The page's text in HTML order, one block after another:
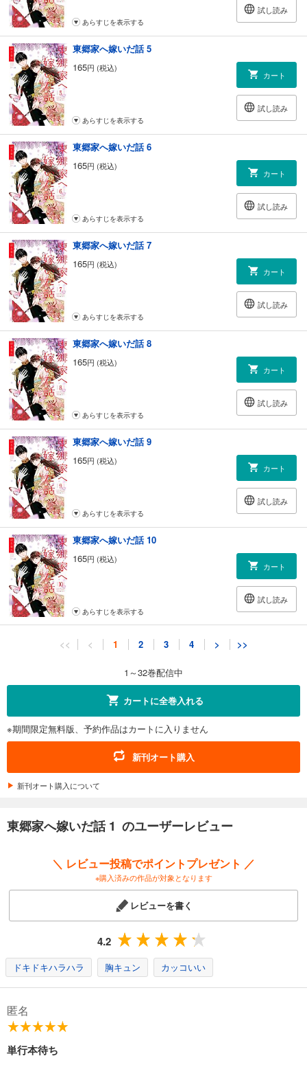
試し読み
あらすじを表示する
東郷家へ嫁いだ話 5
165円 (税込)
カート
試し読み
あらすじを表示する
東郷家へ嫁いだ話 6
165円 (税込)
カート
試し読み
あらすじを表示する
東郷家へ嫁いだ話 7
165円 (税込)
カート
試し読み
あらすじを表示する
東郷家へ嫁いだ話 8
165円 (税込)
カート
試し読み
あらすじを表示する
東郷家へ嫁いだ話 9
165円 (税込)
カート
試し読み
あらすじを表示する
東郷家へ嫁いだ話 10
165円 (税込)
カート
試し読み
あらすじを表示する
東郷家へ嫁いだ話 11
あらすじを表示する
東郷家へ嫁いだ話 12
円 (税込)
東郷家へ嫁いだ話 13
試し読み
あらすじを表示する
東郷家へ嫁いだ話 14
<< < 1 2 3 4 > >>
1～32巻配信中
カートに全巻入れる
※期間限定無料版、予約作品はカートに入りません
新刊オート購入
新刊オート購入について
東郷家へ嫁いだ話 1 のユーザーレビュー
＼ レビュー投稿でポイントプレゼント ／
※購入済みの作品が対象となります
レビューを書く
4.2
ドキドキハラハラ 胸キュン カッコいい
匿名
単行本待ち